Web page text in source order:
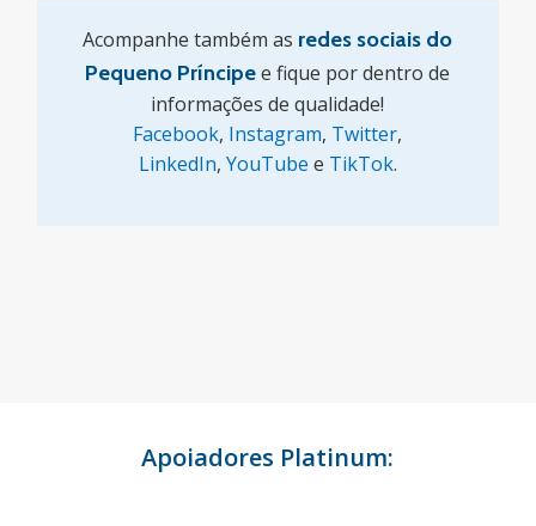
Acompanhe também as redes sociais do
Pequeno Príncipee fique por dentro de
informações de qualidade!
Facebook, Instagram, Twitter,
LinkedIn, YouTube e TikTok.
Apoiadores Platinum: